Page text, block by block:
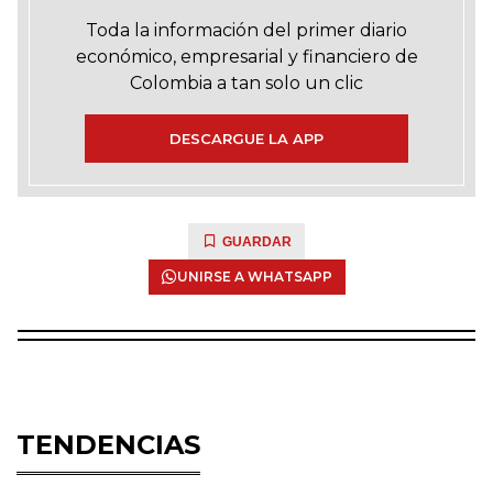
Toda la información del primer diario
económico, empresarial y financiero de
Colombia a tan solo un clic
DESCARGUE LA APP
GUARDAR
UNIRSE A WHATSAPP
TENDENCIAS